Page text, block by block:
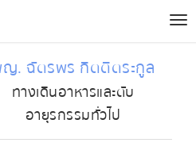
. ฉัตรพร กิตติตระกูล
ทางเดินอาหารและตับ
อายุรกรรมทั่วไป